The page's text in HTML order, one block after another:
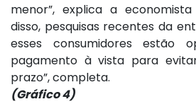
menor”, explica a economista
disso, pesquisas recentes da
esses consumidores estão
pagamento à vista para
prazo”, completa.
(Gráfico 4)